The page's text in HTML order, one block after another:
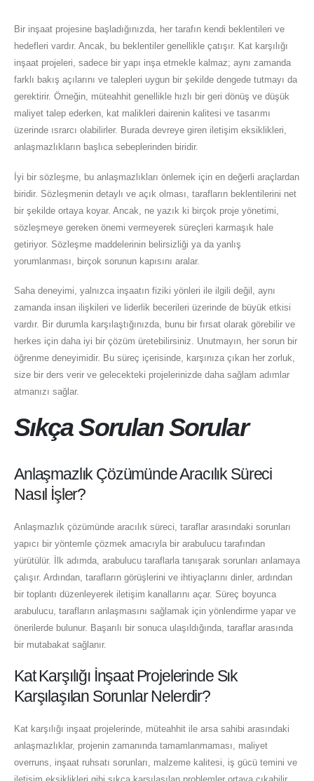
Bir inşaat projesine başladığınızda, her tarafın kendi beklentileri ve
hedefleri vardır. Ancak, bu beklentiler genellikle çatışır. Kat karşılığı
inşaat projeleri, sadece bir yapı inşa etmekle kalmaz; aynı zamanda
farklı bakış açılarını ve talepleri uygun bir şekilde dengede tutmayı da
gerektirir. Örneğin, müteahhit genellikle hızlı bir geri dönüş ve düşük
maliyet talep ederken, kat malikleri dairenin kalitesi ve tasarımı
üzerinde ısrarcı olabilirler. Burada devreye giren iletişim eksiklikleri,
anlaşmazlıkların başlıca sebeplerinden biridir.
İyi bir sözleşme, bu anlaşmazlıkları önlemek için en değerli araçlardan
biridir. Sözleşmenin detaylı ve açık olması, tarafların beklentilerini net
bir şekilde ortaya koyar. Ancak, ne yazık ki birçok proje yönetimi,
sözleşmeye gereken önemi vermeyerek süreçleri karmaşık hale
getiriyor. Sözleşme maddelerinin belirsizliği ya da yanlış
yorumlanması, birçok sorunun kapısını aralar.
Saha deneyimi, yalnızca inşaatın fiziki yönleri ile ilgili değil, aynı
zamanda insan ilişkileri ve liderlik becerileri üzerinde de büyük etkisi
vardır. Bir durumla karşılaştığınızda, bunu bir fırsat olarak görebilir ve
herkes için daha iyi bir çözüm üretebilirsiniz. Unutmayın, her sorun bir
öğrenme deneyimidir. Bu süreç içerisinde, karşınıza çıkan her zorluk,
size bir ders verir ve gelecekteki projelerinizde daha sağlam adımlar
atmanızı sağlar.
Sıkça Sorulan Sorular
Anlaşmazlık Çözümünde Aracılık Süreci
Nasıl İşler?
Anlaşmazlık çözümünde aracılık süreci, taraflar arasındaki sorunları
yapıcı bir yöntemle çözmek amacıyla bir arabulucu tarafından
yürütülür. İlk adımda, arabulucu taraflarla tanışarak sorunları anlamaya
çalışır. Ardından, tarafların görüşlerini ve ihtiyaçlarını dinler, ardından
bir toplantı düzenleyerek iletişim kanallarını açar. Süreç boyunca
arabulucu, tarafların anlaşmasını sağlamak için yönlendirme yapar ve
önerilerde bulunur. Başarılı bir sonuca ulaşıldığında, taraflar arasında
bir mutabakat sağlanır.
Kat Karşılığı İnşaat Projelerinde Sık
Karşılaşılan Sorunlar Nelerdir?
Kat karşılığı inşaat projelerinde, müteahhit ile arsa sahibi arasındaki
anlaşmazlıklar, projenin zamanında tamamlanmaması, maliyet
overruns, inşaat ruhsatı sorunları, malzeme kalitesi, iş gücü temini ve